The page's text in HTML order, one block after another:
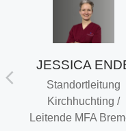
JESSICA
Standortleitung
Kirchhuchting /
Leitende MFA